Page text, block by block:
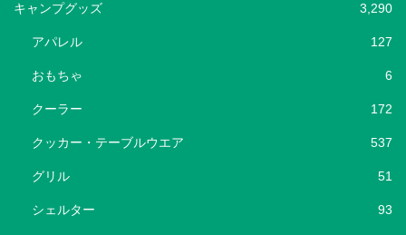
キャンプグッズ 3,290
アパレル 127
おもちゃ 6
クーラー 172
クッカー・テーブルウエア 537
グリル 51
シェルター 93